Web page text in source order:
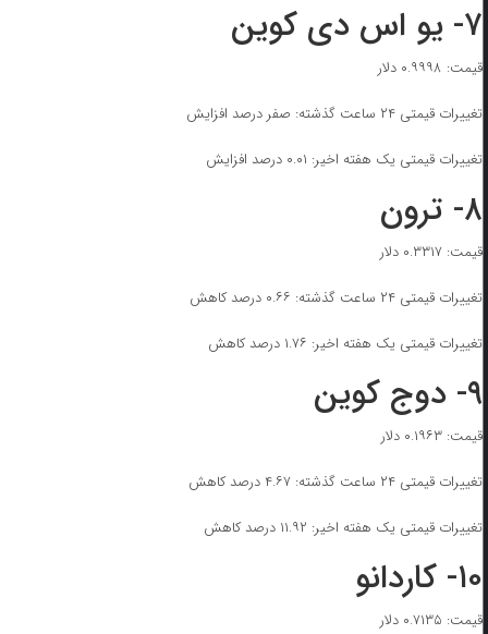
۷- یو اس دی کوین
قیمت: ۰.۹۹۹۸ دلار
تغییرات قیمتی ۲۴ ساعت گذشته: صفر درصد افزایش
تغییرات قیمتی یک هفته اخیر: ۰.۰۱ درصد افزایش
۸- ترون
قیمت: ۰.۳۳۱۷ دلار
تغییرات قیمتی ۲۴ ساعت گذشته: ۰.۶۶ درصد کاهش
تغییرات قیمتی یک هفته اخیر: ۱.۷۶ درصد کاهش
۹- دوج کوین
قیمت: ۰.۱۹۶۳ دلار
تغییرات قیمتی ۲۴ ساعت گذشته: ۴.۶۷ درصد کاهش
تغییرات قیمتی یک هفته اخیر: ۱۱.۹۲ درصد کاهش
۱۰- کاردانو
قیمت: ۰.۷۱۳۵ دلار